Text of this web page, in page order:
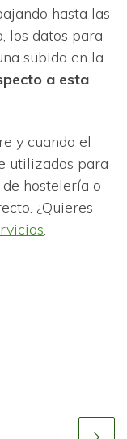
hasta las
los datos para
subida en la
a esta
y cuando el
utilizados para
hostelería o
¿Quieres
.